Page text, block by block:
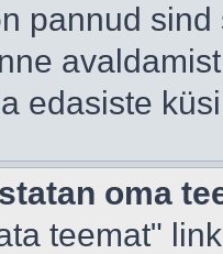
pannud
edasiste
oma
teemat"